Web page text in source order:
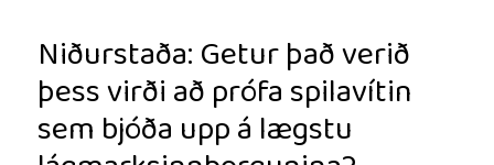
Niðurstaða: Getur það verið
þess virði að prófa spilavítin
sem bjóða upp á lægstu